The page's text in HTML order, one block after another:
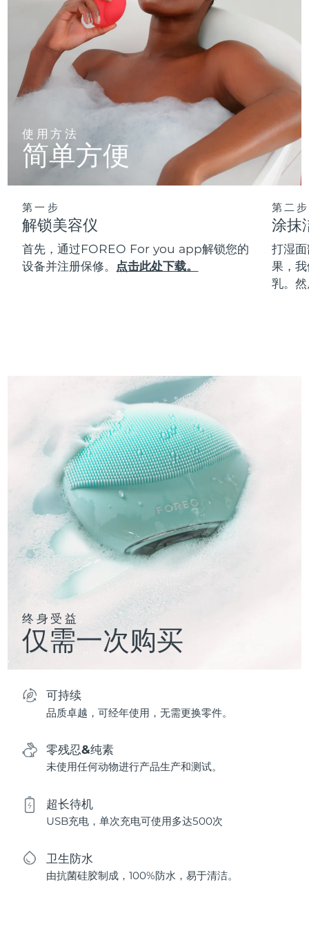
使用方法
简单方便
第一步
解锁美容仪
首先，通过FOREO For you app解锁您的
设备并注册保修。 点击此处下载。
第二步
涂抹
打湿
果，
乳。
终身受益
仅需一次购买
可持续
品质卓越，可经年使用，无需更换零件。
零残忍&纯素
未使用任何动物进行产品生产和测试。
超长待机
USB充电，单次充电可使用多达500次
卫生防水
由抗菌硅胶制成，100%防水，易于清洁。